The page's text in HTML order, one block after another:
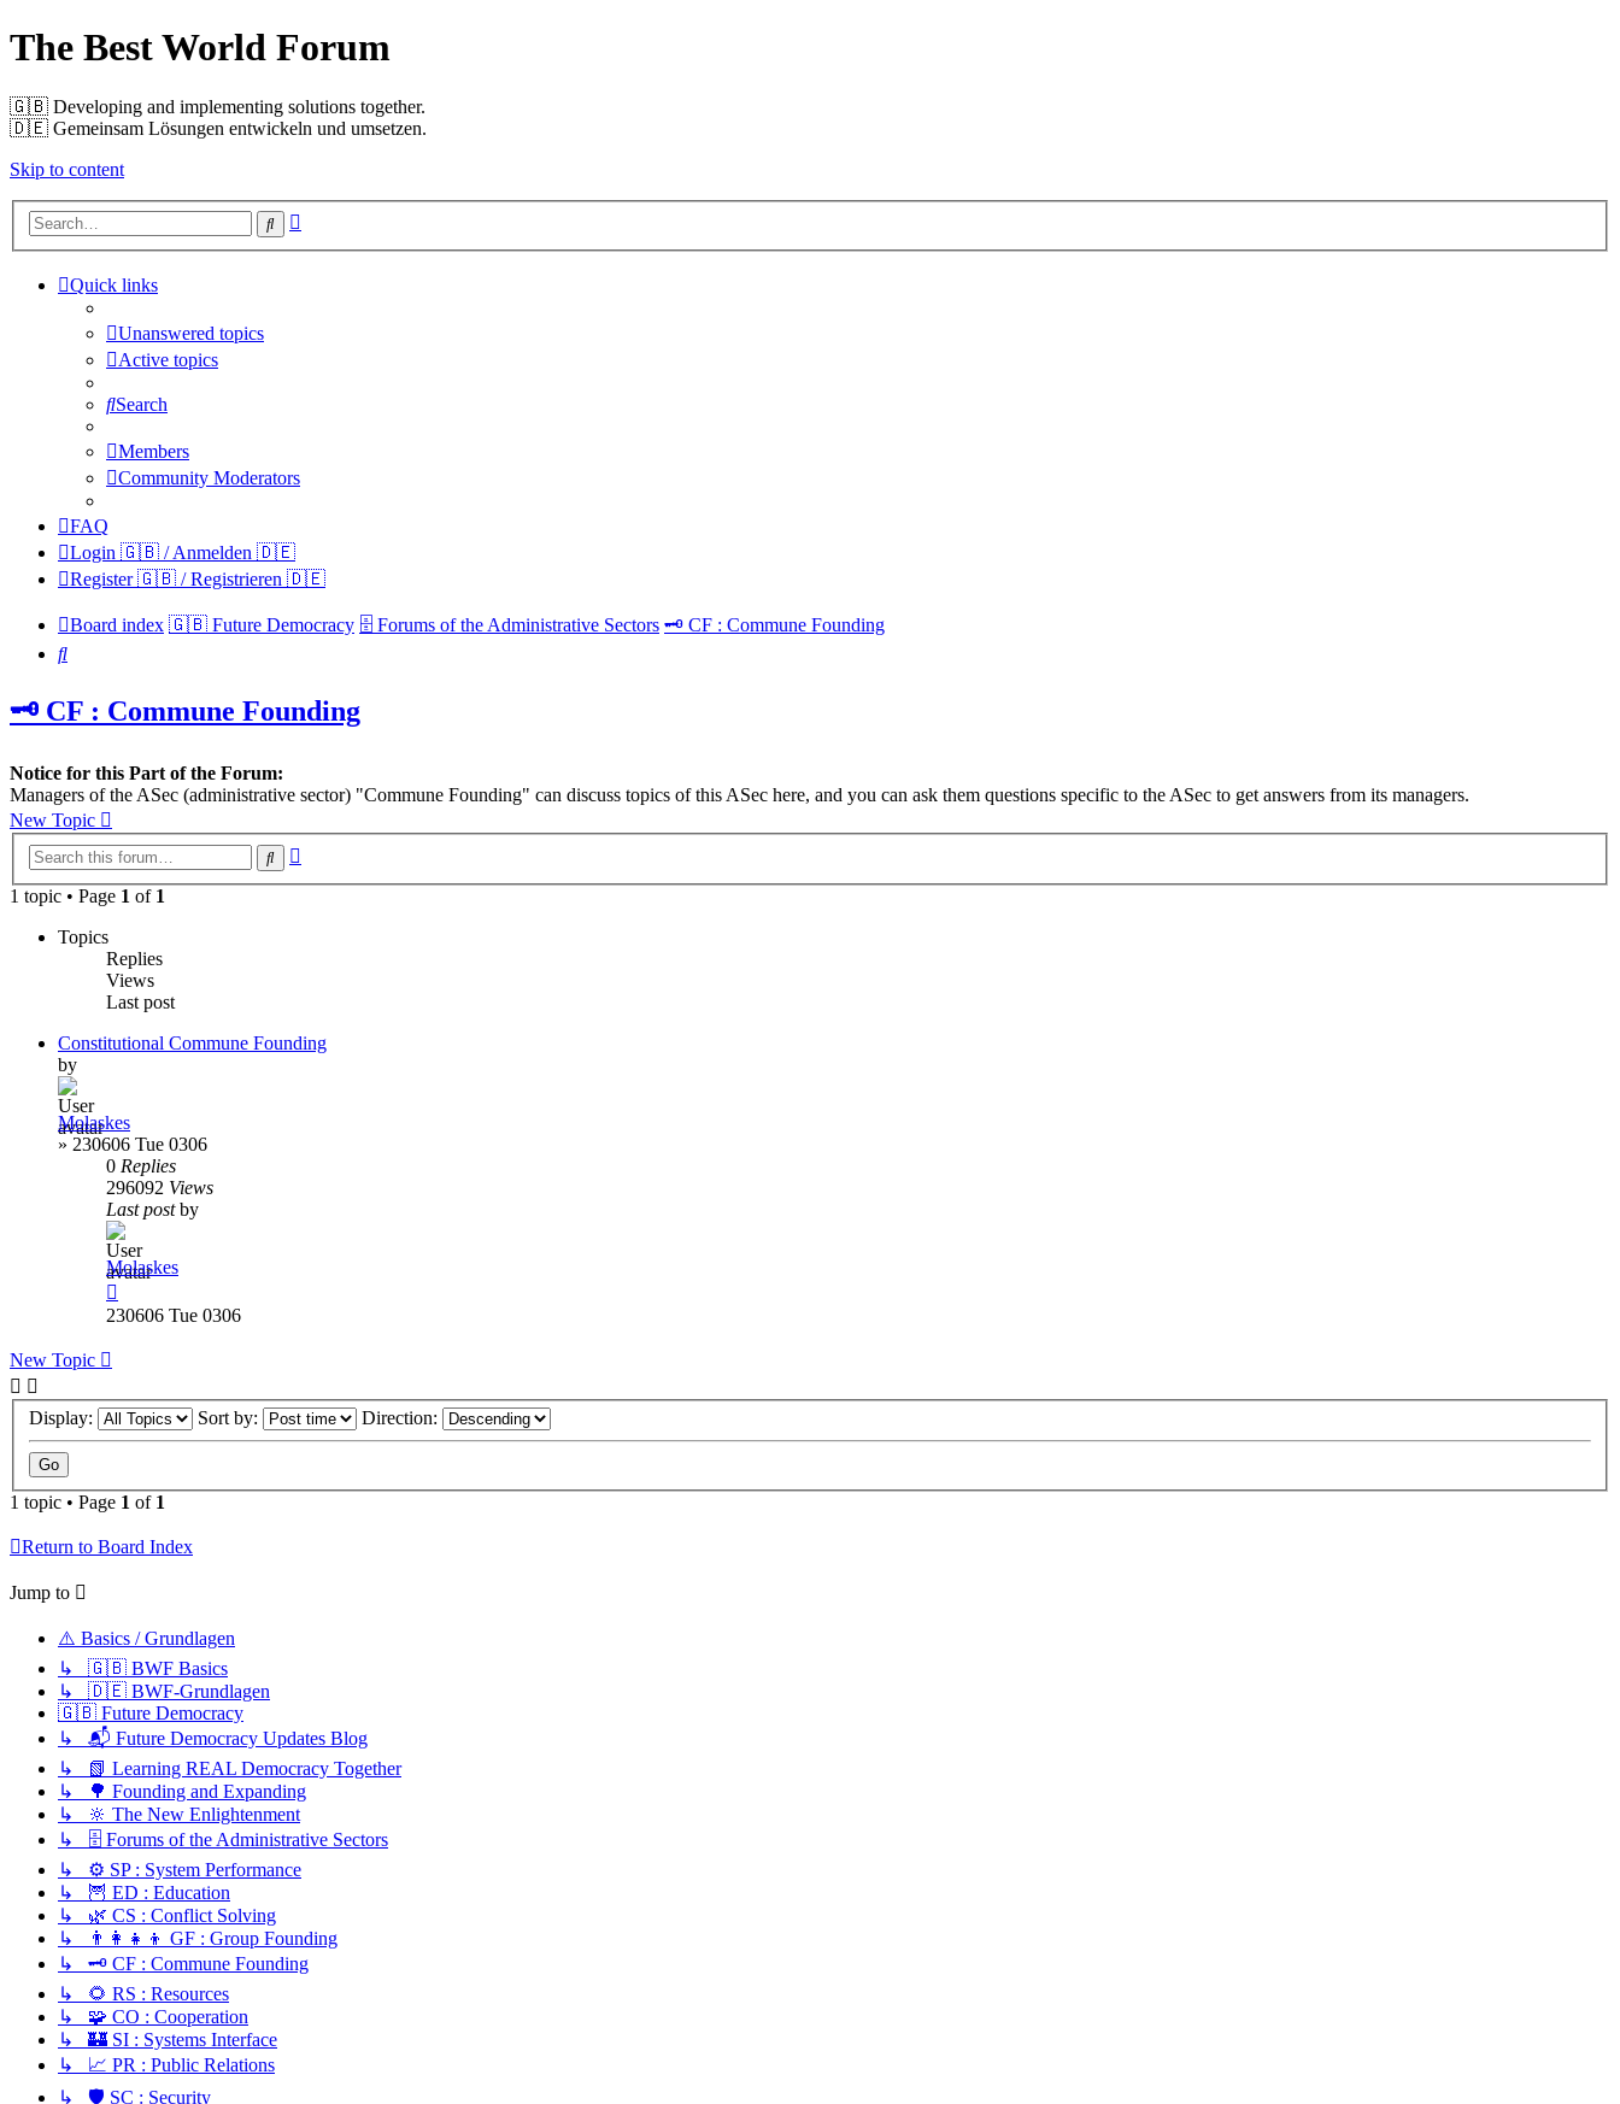
The Best World Forum
🇬🇧️ Developing and implementing solutions together.
🇩🇪️ Gemeinsam Lösungen entwickeln und umsetzen.
Skip to content
Search
Quick links
Unanswered topics
Active topics
Search
Members
Community Moderators
FAQ
Login 🇬🇧 / Anmelden 🇩🇪
Register 🇬🇧 / Registrieren 🇩🇪
Board index 🇬🇧 Future Democracy 🗄️ Forums of the Administrative Sectors 🗝️ CF : Commune Founding
Search
🗝️ CF : Commune Founding
Notice for this Part of the Forum:
Managers of the ASec (administrative sector) "Commune Founding" can discuss topics of this ASec here, and you can ask them questions specific to the ASec to get answers from its managers.
New Topic
Search
1 topic • Page 1 of 1
Topics
Replies
Views
Last post
Constitutional Commune Founding
by
Molaskes
» 230606 Tue 0306
0 Replies
296092 Views
Last postby
Molaskes
230606 Tue 0306
New Topic
Display: Sort by: Direction:
1 topic • Page 1 of 1
Return to Board Index
Jump to
⚠️ Basics / Grundlagen
↳ 🇬🇧 BWF Basics
↳ 🇩🇪 BWF-Grundlagen
🇬🇧 Future Democracy
↳ 📬 Future Democracy Updates Blog
↳ 📗 Learning REAL Democracy Together
↳ 🌳 Founding and Expanding
↳ 🔆 The New Enlightenment
↳ 🗄️ Forums of the Administrative Sectors
↳ ⚙️ SP : System Performance
↳ 🦉 ED : Education
↳ 🌿 CS : Conflict Solving
↳ 👨‍👩‍👧‍👦 GF : Group Founding
↳ 🗝️ CF : Commune Founding
↳ 🌻 RS : Resources
↳ 🧩 CO : Cooperation
↳ 🏰 SI : Systems Interface
↳ 📈 PR : Public Relations
↳ 🛡️ SC : Security